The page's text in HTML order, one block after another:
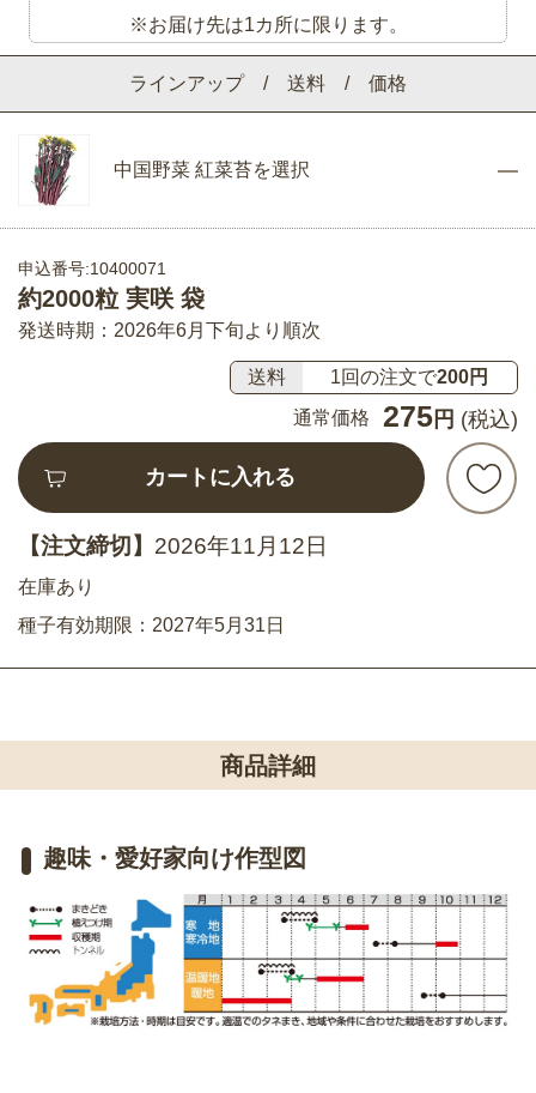
ラインアップ / 送料 / 価格
中国野菜 紅菜苔を選択
申込番号:10400071
約2000粒 実咲 袋
発送時期：2026年6月下旬より順次
送料 1回の注文で200円
通常価格
275 円 (税込)
カートに入れる
【注文締切】 2026年11月12日
在庫あり
種子有効期限：2027年5月31日
※お届け先は1カ所に限ります。
商品詳細
趣味・愛好家向け作型図